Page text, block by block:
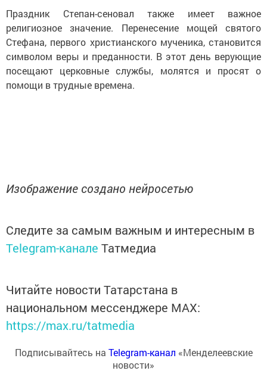
Праздник Степан-сеновал также имеет важное
религиозное значение. Перенесение мощей святого
Стефана, первого христианского мученика, становится
символом веры и преданности. В этот день верующие
посещают церковные службы, молятся и просят о
помощи в трудные времена.
Изображение создано нейросетью
Следите за самым важным и интересным в
Telegram-канале Татмедиа
Читайте новости Татарстана в
национальном мессенджере MАХ:
https://max.ru/tatmedia
Подписывайтесь на Telegram-канал «Менделеевские
новости»